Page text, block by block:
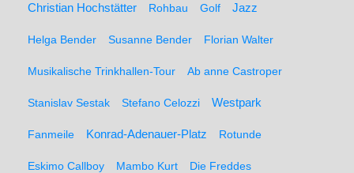
Christian Hochstätter Rohbau Golf Jazz
Helga Bender Susanne Bender Florian Walter
Musikalische Trinkhallen-Tour Ab anne Castroper
Stanislav Sestak Stefano Celozzi Westpark
Fanmeile Konrad-Adenauer-Platz Rotunde
Eskimo Callboy Mambo Kurt Die Freddes